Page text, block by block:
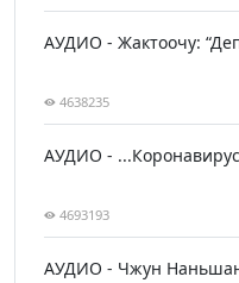
АУДИО - Жактоочу:
4638235
АУДИО -
4693193
АУДИО - Чжун